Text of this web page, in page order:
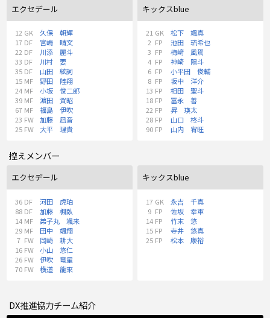
エクセデール
12 GK
久保 朝輝
17 DF
宮嶋 晴文
22 DF
川添 麗斗
33 DF
川村 要
35 DF
山田 絃詞
15 MF
野田 陸翔
24 MF
小坂 俊二郎
39 MF
濵田 賀昭
67 MF
福島 伊吹
23 FW
加藤 凪音
25 FW 大平 理貴
キックスblue
21 GK
松下 颯真
2 FP
池田 琉希也
3 FP
梅﨑 風駕
4 FP
神崎 陽斗
6 FP
小平田 俊輔
8 FP
坂中 洋介
13 FP
相田 聖斗
18 FP
冨永 善
22 FP
昇 瑛太
28 FP
山口 柊斗
90 FP 山内 宥旺
控えメンバー
エクセデール
36 DF
河田 虎珀
88 DF
加藤 楓臥
14 MF
弟子丸 颯来
29 MF
田中 颯翔
7 FW
岡崎 耕大
16 FW
小山 悠仁
26 FW
伊吹 竜星
70 FW 横道 龍來
キックスblue
17 GK
永吉 千真
9 FP
佐坂 幸軍
14 FP
竹末 悠
15 FP
寺井 悠真
25 FP 松本 康裕
DX推進協力チーム紹介